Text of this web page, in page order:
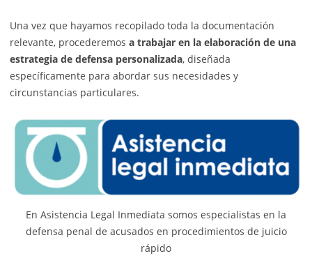
Una vez que hayamos recopilado toda la documentación
relevante, procederemos a trabajar en la elaboración de una
estrategia de defensa personalizada, diseñada
específicamente para abordar sus necesidades y
circunstancias particulares.
En Asistencia Legal Inmediata somos especialistas en la
defensa penal de acusados en procedimientos de juicio
rápido